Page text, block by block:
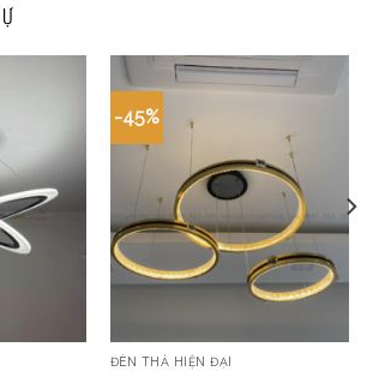
-45%
ĐÈN THẢ HIỆN ĐẠI